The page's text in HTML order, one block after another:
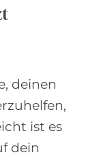
deinen
ist es
dein